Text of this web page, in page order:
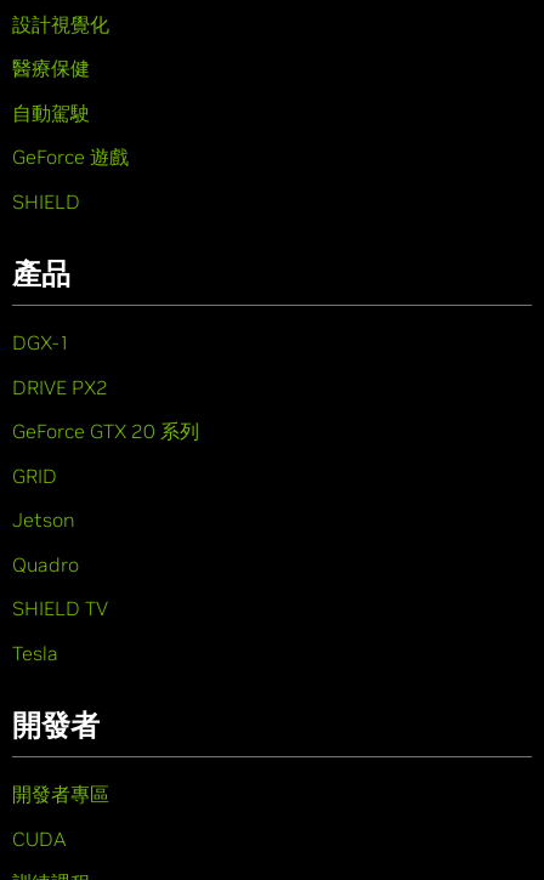
設計視覺化
醫療保健
自動駕駛
GeForce 遊戲
SHIELD
產品
DGX-1
DRIVE PX2
GeForce GTX 20 系列
GRID
Jetson
Quadro
SHIELD TV
Tesla
開發者
開發者專區
CUDA